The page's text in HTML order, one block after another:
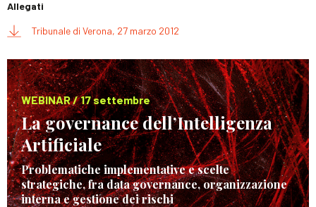
Allegati
Tribunale di Verona, 27 marzo 2012
WEBINAR / 17 settembre
La governance dell’Intelligenza
Artificiale
Problematiche implementative e scelte
strategiche, fra data governance, organizzazione
interna e gestione dei rischi